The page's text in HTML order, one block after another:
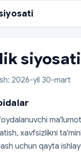
siyosati
2026-yil 30-mart
xavfsizlikni
uchun qayta